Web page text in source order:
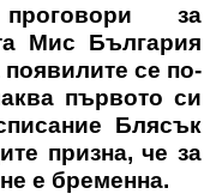
за
Мис България
се по-
първото си
Блясък
призна, че за
е бременна.